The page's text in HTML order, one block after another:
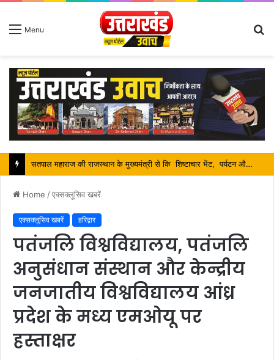
Menu
सतपाल महाराज की राजस्थान के मुख्यमंत्री से कि शिष्टाचार भेंट, पर्यटन और सांस्कृतिक गतिविधियों के विषय में विस्तार पर हुई चर्चा
Home /एक्सक्लूसिव खबरें
एक्सक्लूसिव खबरें हरिद्वार
पतंजलि विश्वविद्यालय, पतंजलि
अनुसंधान संस्थान और केन्द्रीय
जनजातीय विश्वविद्यालय आंध्र
प्रदेश के मध्य एमओयू पर
हस्ताक्षर